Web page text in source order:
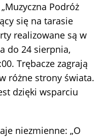
Podróż
się na tarasie
realizowane są w
do 24 sierpnia,
Trębacze zagrają
różne strony świata.
dzięki wsparciu
niezmienne: „O